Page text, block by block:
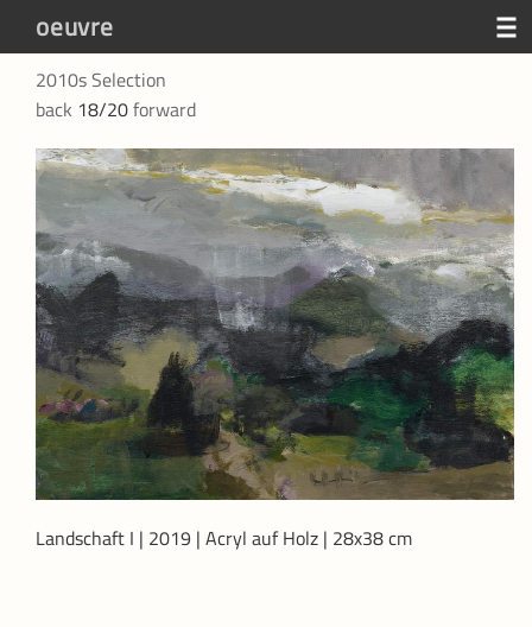
oeuvre
susi juvan
news
oeuvre
video
texts
contact
d|e
2010s Selection
back 18/20forward
Landschaft I | 2019 | Acryl auf Holz | 28x38 cm